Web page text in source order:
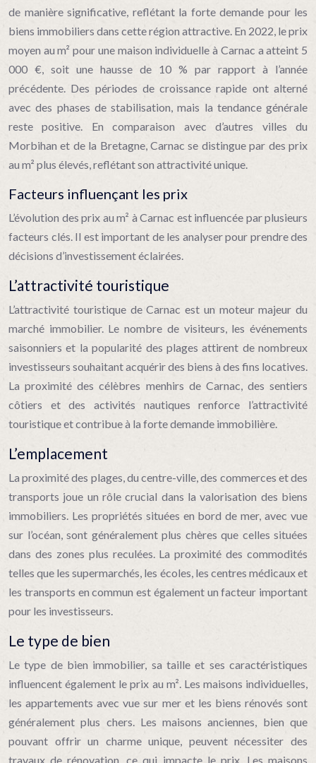
de manière significative, reflétant la forte demande pour les
biens immobiliers dans cette région attractive. En 2022, le prix
moyen au m² pour une maison individuelle à Carnac a atteint 5
000 €, soit une hausse de 10 % par rapport à l’année
précédente. Des périodes de croissance rapide ont alterné
avec des phases de stabilisation, mais la tendance générale
reste positive. En comparaison avec d’autres villes du
Morbihan et de la Bretagne, Carnac se distingue par des prix
au m² plus élevés, reflétant son attractivité unique.
Facteurs influençant les prix
L’évolution des prix au m² à Carnac est influencée par plusieurs
facteurs clés. Il est important de les analyser pour prendre des
décisions d’investissement éclairées.
L’attractivité touristique
L’attractivité touristique de Carnac est un moteur majeur du
marché immobilier. Le nombre de visiteurs, les événements
saisonniers et la popularité des plages attirent de nombreux
investisseurs souhaitant acquérir des biens à des fins locatives.
La proximité des célèbres menhirs de Carnac, des sentiers
côtiers et des activités nautiques renforce l’attractivité
touristique et contribue à la forte demande immobilière.
L’emplacement
La proximité des plages, du centre-ville, des commerces et des
transports joue un rôle crucial dans la valorisation des biens
immobiliers. Les propriétés situées en bord de mer, avec vue
sur l’océan, sont généralement plus chères que celles situées
dans des zones plus reculées. La proximité des commodités
telles que les supermarchés, les écoles, les centres médicaux et
les transports en commun est également un facteur important
pour les investisseurs.
Le type de bien
Le type de bien immobilier, sa taille et ses caractéristiques
influencent également le prix au m². Les maisons individuelles,
les appartements avec vue sur mer et les biens rénovés sont
généralement plus chers. Les maisons anciennes, bien que
pouvant offrir un charme unique, peuvent nécessiter des
travaux de rénovation, ce qui impacte le prix. Les maisons